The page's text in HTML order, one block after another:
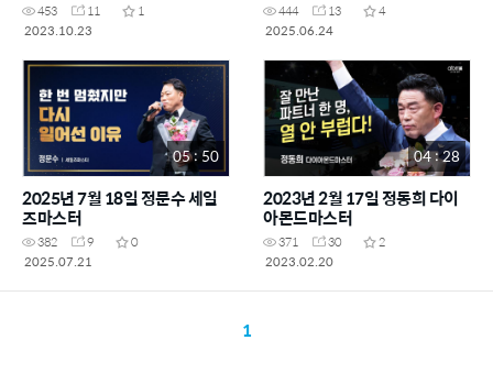
453 11
1
2023.10.23
444 13
4
2025.06.24
05 : 50
2025년 7월 18일 정문수 세일
즈마스터
382 9
0
2025.07.21
04 : 28
2023년 2월 17일 정동희 다이
아몬드마스터
371 30
2
2023.02.20
1